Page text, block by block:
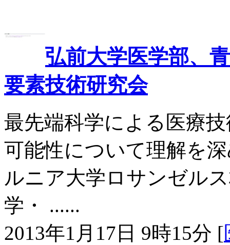
弘前大学医学部、
要素技術研究会
最先端科学による医療
可能性について理解を
ルニア大学ロサンゼル
学・ ......
2013年1月17日 9時15分 [